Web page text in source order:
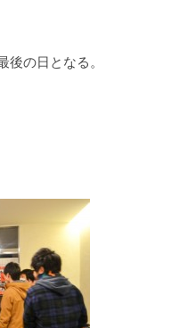
後の日となる。